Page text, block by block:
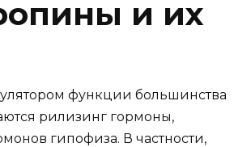
и их
функции большинства
рилизинг гормоны,
гипофиза. В частности,